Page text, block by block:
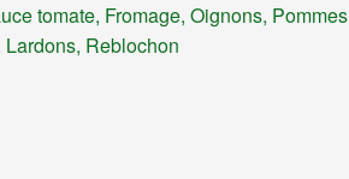
tomate, Fromage, Oignons, Pommes
Lardons, Reblochon